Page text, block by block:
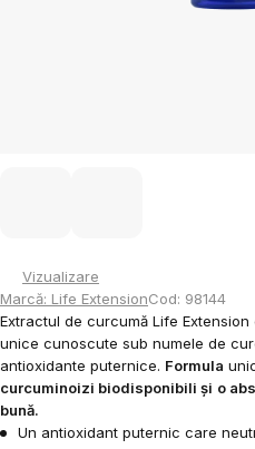
Vizualizare
Marcă: Life ExtensionCod: 98144
Extractul de curcumă Life
unice cunoscute sub numele de
antioxidante puternice. Formula
curcuminoizi biodisponibili și o
bună.
Un antioxidant puternic care